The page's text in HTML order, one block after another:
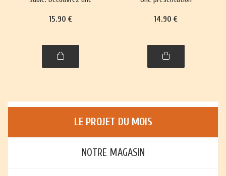
richement illustrés,
histoire et leurs règles.
15.90 €
règles et histoire, de plus
cartes, jeux de plateau,
jeux d'enfants et jeux
14.90 €
LE PROJET DU MOIS
NOTRE MAGASIN